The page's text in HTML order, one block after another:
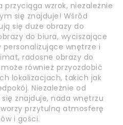
przyciąga wzrok, niezależnie
się znajduje! Wśród
się duże obrazy do
do biura, wyciszające
personalizujące wnętrze i
radosne obrazy do
również przyozdobić
lokalizacjach, takich jak
Niezależnie od
znajduje, nada wnętrzu
przytulną atmosferę
i gości.